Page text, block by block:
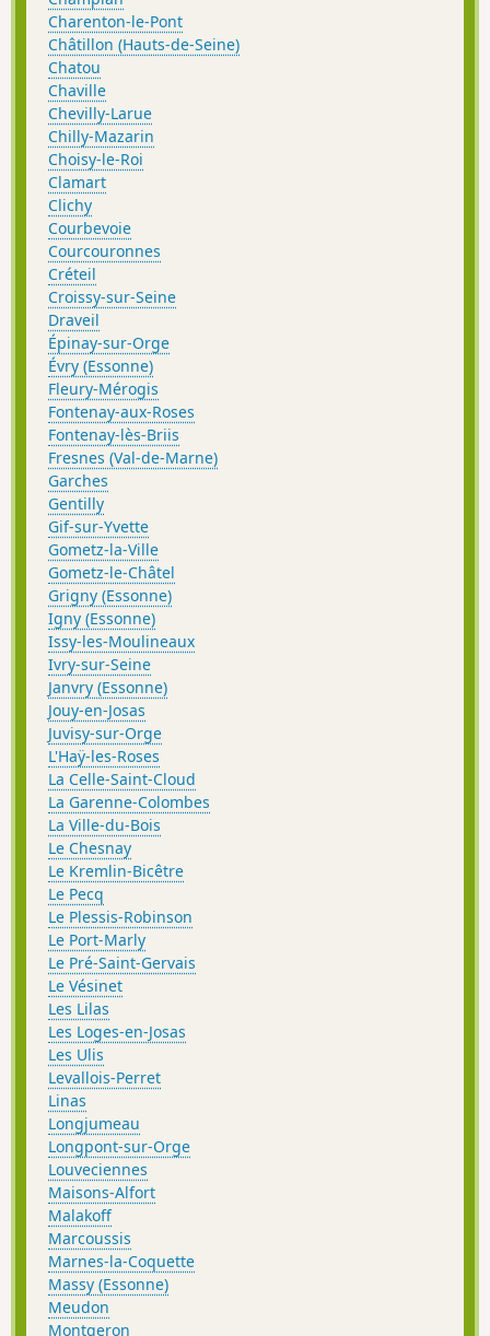
Charenton-le-Pont
Châtillon (Hauts-de-Seine)
Chatou
Chaville
Chevilly-Larue
Chilly-Mazarin
Choisy-le-Roi
Clamart
Clichy
Courbevoie
Courcouronnes
Créteil
Croissy-sur-Seine
Draveil
Épinay-sur-Orge
Évry (Essonne)
Fleury-Mérogis
Fontenay-aux-Roses
Fontenay-lès-Briis
Fresnes (Val-de-Marne)
Garches
Gentilly
Gif-sur-Yvette
Gometz-la-Ville
Gometz-le-Châtel
Grigny (Essonne)
Igny (Essonne)
Issy-les-Moulineaux
Ivry-sur-Seine
Janvry (Essonne)
Jouy-en-Josas
Juvisy-sur-Orge
L'Haÿ-les-Roses
La Celle-Saint-Cloud
La Garenne-Colombes
La Ville-du-Bois
Le Chesnay
Le Kremlin-Bicêtre
Le Pecq
Le Plessis-Robinson
Le Port-Marly
Le Pré-Saint-Gervais
Le Vésinet
Les Lilas
Les Loges-en-Josas
Les Ulis
Levallois-Perret
Linas
Longjumeau
Longpont-sur-Orge
Louveciennes
Maisons-Alfort
Malakoff
Marcoussis
Marnes-la-Coquette
Massy (Essonne)
Meudon
Montgeron